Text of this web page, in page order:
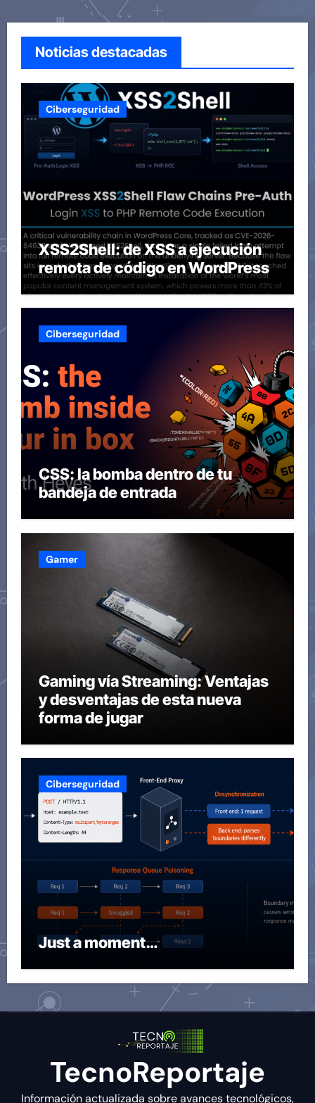
Noticias destacadas
Ciberseguridad
XSS2Shell: de XSS a ejecución
remota de código en WordPress
Ciberseguridad
CSS: la bomba dentro de tu
bandeja de entrada
Gamer
Gaming vía Streaming: Ventajas
y desventajas de esta nueva
forma de jugar
Ciberseguridad
Just a moment…
TecnoReportaje
Información actualizada sobre avances tecnológicos,